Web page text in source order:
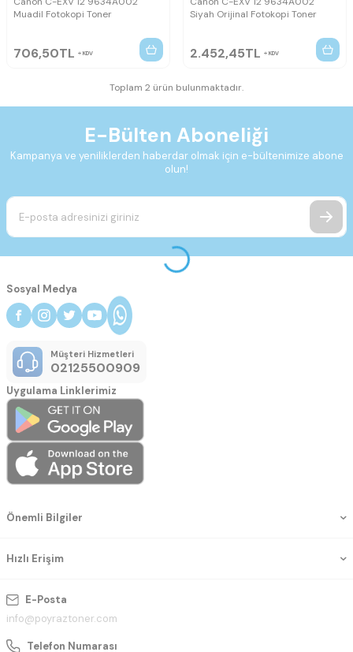
Muadil Fotokopi Toner
706,50TL KDV
Siyah Orijinal Fotokopi Toner
2.452,45TL KDV
Toplam 2 ürün bulunmaktadır.
E-Bülten Aboneliği
Kampanya ve yeniliklerden haberdar olmak için e-bültenimize abone
olun!
E-Posta
info@poyraztoner.com
Telefon Numarası
Önemli Bilgiler
Hızlı Erişim
Sosyal Medya
Müşteri Hizmetleri
02125500909
Uygulama Linklerimiz